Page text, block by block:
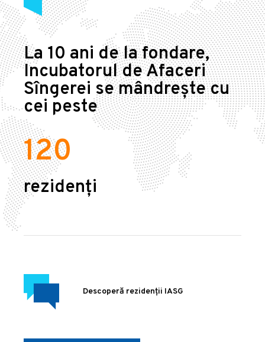
La 10 ani de la fondare,
Incubatorul de Afaceri
Sîngerei se mândrește cu
cei peste
120
rezidenți
Descoperă rezidenții IASG